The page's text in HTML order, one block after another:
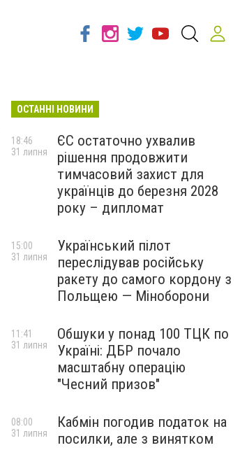
ОСТАННІ НОВИНИ
ЄС остаточно ухвалив
рішення продовжити
тимчасовий захист для
українців до березня 2028
року – дипломат
18:46
31 липня
Український пілот
переслідував російську
ракету до самого кордону з
Польщею — Міноборони
15:00
31 липня
Обшуки у понад 100 ТЦК по
Україні: ДБР почало
масштабну операцію
"Чесний призов"
11:41
31 липня
Кабмін погодив податок на
посилки, але з винятком
08:00
31 липня